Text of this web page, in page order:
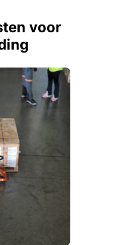
voor